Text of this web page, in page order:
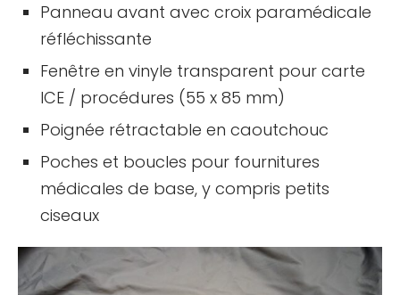
Panneau avant avec croix paramédicale
réfléchissante
Fenêtre en vinyle transparent pour carte
ICE / procédures (55 x 85 mm)
Poignée rétractable en caoutchouc
Poches et boucles pour fournitures
médicales de base, y compris petits
ciseaux